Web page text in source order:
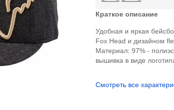
Краткое описание
Удобная и яркая
Fox Head и дизайном
Материал: 97% -
вышивка в виде
Смотреть все